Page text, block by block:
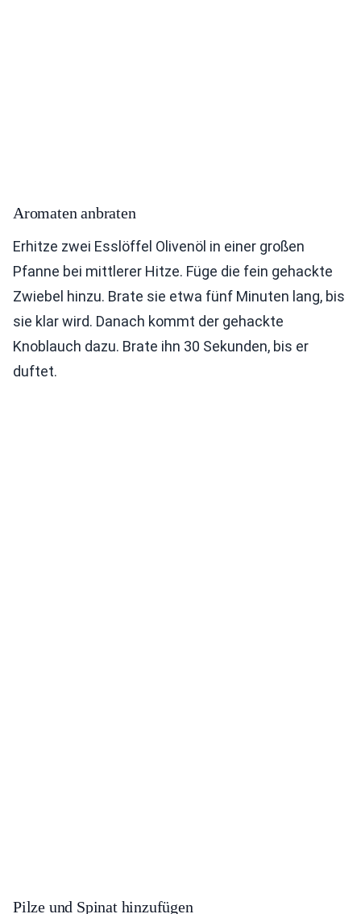
Aromaten anbraten
Erhitze zwei Esslöffel Olivenöl in einer großen
Pfanne bei mittlerer Hitze. Füge die fein gehackte
Zwiebel hinzu. Brate sie etwa fünf Minuten lang, bis
sie klar wird. Danach kommt der gehackte
Knoblauch dazu. Brate ihn 30 Sekunden, bis er
duftet.
Pilze und Spinat hinzufügen